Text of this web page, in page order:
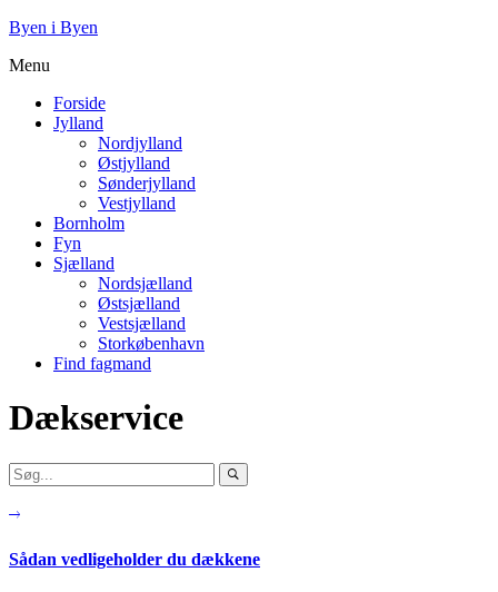
Byen i Byen
Menu
Forside
Jylland
Nordjylland
Østjylland
Sønderjylland
Vestjylland
Bornholm
Fyn
Sjælland
Nordsjælland
Østsjælland
Vestsjælland
Storkøbenhavn
Find fagmand
Dækservice
Sådan vedligeholder du dækkene